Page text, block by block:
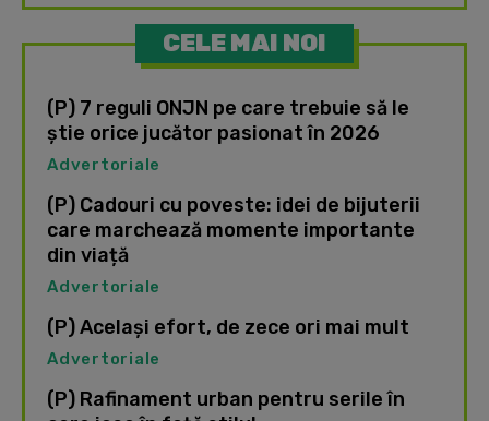
CELE MAI NOI
(P) 7 reguli ONJN pe care trebuie să le
știe orice jucător pasionat în 2026
Advertoriale
(P) Cadouri cu poveste: idei de bijuterii
care marchează momente importante
din viață
Advertoriale
(P) Același efort, de zece ori mai mult
Advertoriale
(P) Rafinament urban pentru serile în